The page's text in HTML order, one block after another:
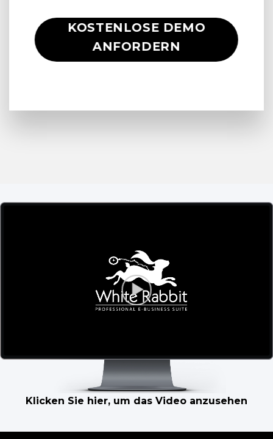
KOSTENLOSE DEMO
ANFORDERN
Klicken Sie hier, um das Video anzusehen